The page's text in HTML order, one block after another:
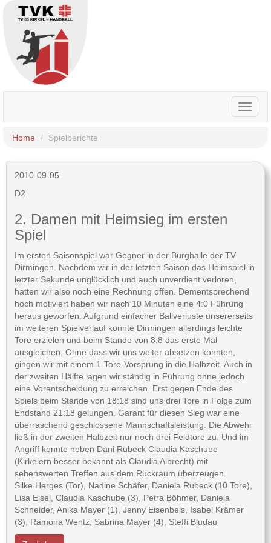
Toggle
Home
Spielberichte
2010-09-05
D2
2. Damen mit Heimsieg im ersten
Spiel
Im ersten Saisonspiel war Gegner in der Burghalle der TV
Dirmingen. Nachdem wir in der letzten Saison das Heimspiel in
letzter Sekunde unglücklich und auch unverdient verloren,
hatten wir also noch eine Rechnung offen. Dementsprechend
hoch motiviert haben wir nach 10 Minuten eine 4:0 Führung
heraus geworfen. Aufgrund einfacher Ballverluste unsererseits
im weiteren Spielverlauf konnte Dirmingen allerdings leichte
Tore erzielen und beim Stande von 8:8 das erste Mal
ausgleichen. Ohne dass wir uns weiter absetzen konnten,
gingen wir mit einem 1-Tore-Vorsprung in die Halbzeit. Auch in
der zweiten Hälfte lagen wir ständig in Führung ohne jedoch
eine Vorentscheidung zu erreichen. Erst gegen Ende des
Spiels beim Stande von 18:18 sind uns drei Tore in Folge zum
Endstand 21:18 gelungen. Garant für diesen Sieg war eine
überraschend geschlossene Mannschaftsleistung. Die Abwehr
ließ in der zweiten Halbzeit nur noch drei Feldtore zu. Und im
Angriff konnte neben Dani Rubeck Claudia Kaschube
(Kirkelern besser bekannt als Claudia Albrecht) mit
sehenswerten Treffen aus dem Rückraum überzeugen.
Silke Herges (Tor), Nadine Schäfer, Daniela Rubeck (10 Tore),
Lisa Eisel, Claudia Kaschube (3), Petra Böhmer, Daniela
Schneider, Anika Mayer (1), Jenny Eisenbeis, Isabel Krämer
(3), Ramona Wentz, Sabrina Mayer (4), Steffi Bludau